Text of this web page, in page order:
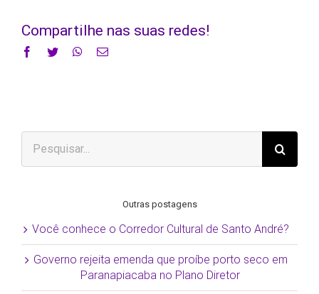
Compartilhe nas suas redes!
Facebook
TwitterWhatsApp
E-
resultados
para:
Outras postagens
Você conhece o Corredor Cultural de Santo André?
Governo rejeita emenda que proíbe porto seco em
Paranapiacaba no Plano Diretor